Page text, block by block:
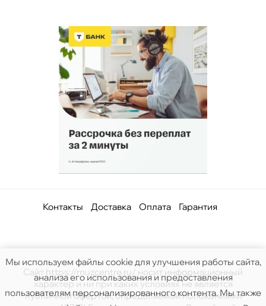
Контакты Доставка Оплата Гарантия
Сайт https://muzcentre.ru/ носит информационный
характер и ни при каких условиях не является
публичной офертой, определяемой положениями
Мы используем файлы cookie для улучшения работы сайта,
анализа его использования и предоставления
пользователям персонализированного контента. Мы также